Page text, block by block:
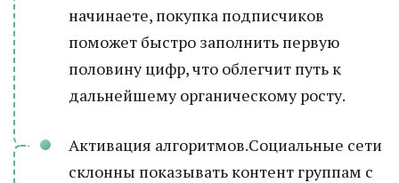
начинаете, покупка подписчиков
поможет быстро заполнить первую
половину цифр, что облегчит путь к
дальнейшему органическому росту.
Активация алгоритмов.Социальные сети
склонны показывать контент группам с